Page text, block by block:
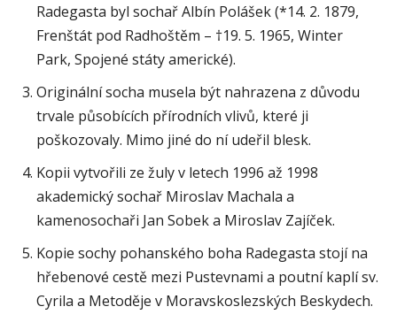
Radegasta byl sochař Albín Polášek (*14. 2. 1879,
Frenštát pod Radhoštěm – †19. 5. 1965, Winter
Park, Spojené státy americké).
Originální socha musela být nahrazena z důvodu
trvale působících přírodních vlivů, které ji
poškozovaly. Mimo jiné do ní udeřil blesk.
Kopii vytvořili ze žuly v letech 1996 až 1998
akademický sochař Miroslav Machala a
kamenosochaři Jan Sobek a Miroslav Zajíček.
Kopie sochy pohanského boha Radegasta stojí na
hřebenové cestě mezi Pustevnami a poutní kaplí sv.
Cyrila a Metoděje v Moravskoslezských Beskydech.